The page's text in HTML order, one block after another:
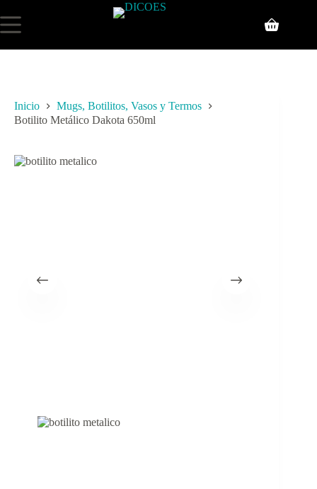
Inicio
Mugs, Botilitos, Vasos y Termos
Botilito Metálico Dakota 650ml